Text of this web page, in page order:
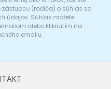
(rodiča) o súhlas so
údajov. Súhlas môžete
alebo kliknutím na
emailu.